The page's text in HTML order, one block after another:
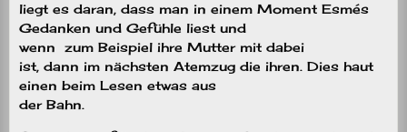
liegt es daran, dass man in einem Moment Esmés
Gedanken und Gefühle liest und
wenn zum Beispiel ihre Mutter mit dabei
ist, dann im nächsten Atemzug die ihren. Dies haut
einen beim Lesen etwas aus
der Bahn.